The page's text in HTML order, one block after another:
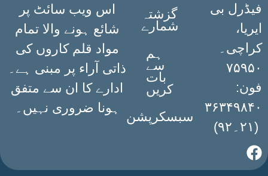
فیڈرل بی
ایریا،
کراچی۔
۷۵۹۵۰
فون:
(۲۱۔۹۲)
گزشتہ
شمارے
ہم
سے
بات
کریں
سبسکرپشن
اس ویب سائٹ پر
شائع ہونے والا تمام
مواد قلم کاروں کی
ذاتی آراء پر مبنی ہے۔
ادارے کا ان سے متفق
ہونا ضروری نہیں۔